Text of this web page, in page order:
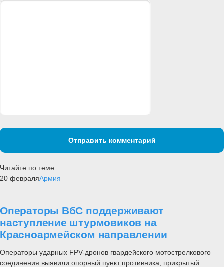
Отправить комментарий
Читайте по теме
20 февраляАрмия
Операторы ВбС поддерживают
наступление штурмовиков на
Красноармейском направлении
Операторы ударных FPV-дронов гвардейского мотострелкового
соединения выявили опорный пункт противника, прикрытый